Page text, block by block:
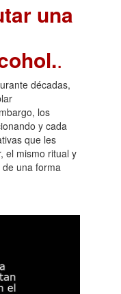
una
.
décadas,
los
y cada
que les
el mismo ritual y
una forma